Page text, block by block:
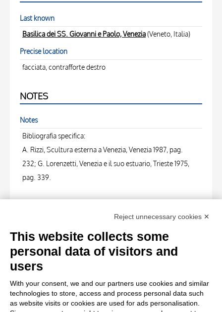
Last known
Basilica dei SS. Giovanni e Paolo, Venezia(Veneto, Italia)
Precise location
facciata, contrafforte destro
NOTES
Notes
Bibliografia specifica:
A. Rizzi, Scultura esterna a Venezia, Venezia 1987, pag.
232; G. Lorenzetti, Venezia e il suo estuario, Trieste 1975,
pag. 339.
Photo Entry
Böhm, Osvaldo , SS. Giovanni e Paolo - Daniele nella
Photo Entry
Böhm, Osvaldo , SS. Giovanni e Paolo - Daniele nella
Reject unnecessary cookies ✕
This website collects some
personal data of visitors and
users
With your consent, we and our partners use cookies and similar
technologies to store, access and process personal data such
as website visits or cookies are used for ads personalisation.